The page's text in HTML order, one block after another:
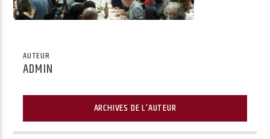
AUTEUR
ADMIN
ARCHIVES DE L'AUTEUR